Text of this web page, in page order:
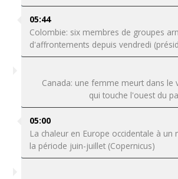
05:44
Colombie: six membres de groupes
d'affrontements depuis vendredi
Canada: une femme meurt dans le
qui touche l'ouest du
05:00
La chaleur en Europe occidentale à un
la période juin-juillet (Copernicus)